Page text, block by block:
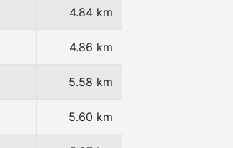
4.84 km
4.86 km
5.58 km
5.60 km